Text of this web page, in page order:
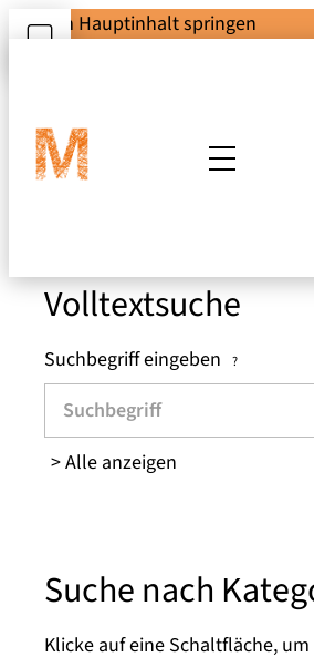
Zum Hauptinhalt springen
Suchen und
in den
Volltextsuche
Suche nach
Klicke auf eine Schaltfläche,